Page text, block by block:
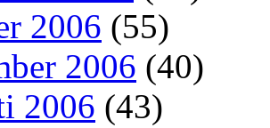
2006 (55)
2006 (40)
2006 (43)